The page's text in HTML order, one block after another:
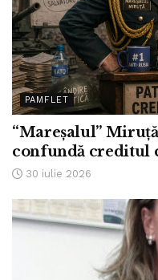
PAMFLET
“Mareșalul”
confundă creditul
30 iulie 2026